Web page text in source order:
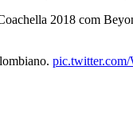
2018 com